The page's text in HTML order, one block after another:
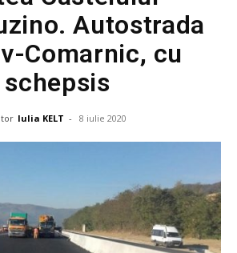
Autostrada
Comarnic, cu
schepsis
Iulia KELT - 8 iulie 2020